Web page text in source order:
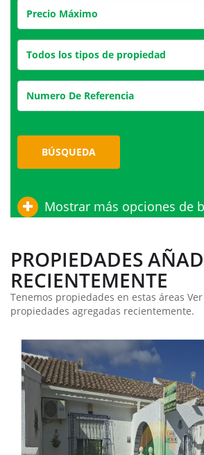
Todos los tipos de propiedad
BÚSQUEDA
Mostrar más opciones de
PROPIEDADES
RECIENTEMENTE
Tenemos propiedades en estas áreas
propiedades agregadas recientemente.